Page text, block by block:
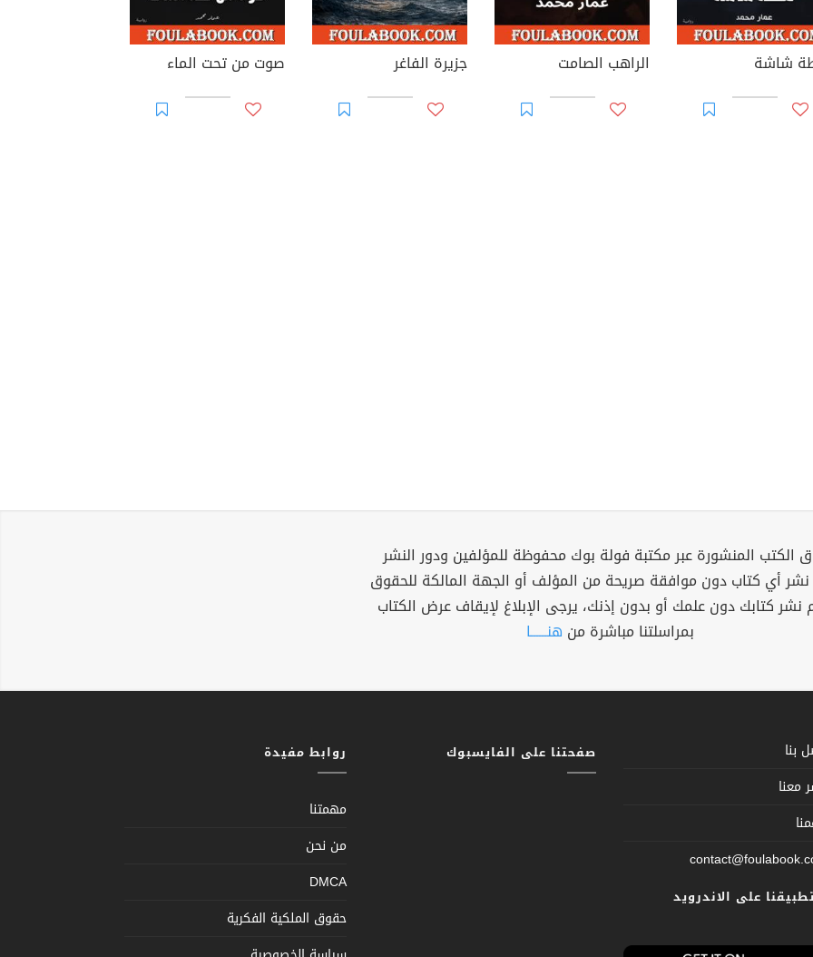
شاشة الراهب الصامت جزيرة الفاغر صوت من تحت الماء
الكتب المنشورة عبر مكتبة فولة بوك محفوظة للمؤلفين ودور النشر
نشر أي كتاب دون موافقة صريحة من المؤلف أو الجهة المالكة للحقوق
نشر كتابك دون علمك أو بدون إذنك، يرجى الإبلاغ لإيقاف عرض الكتاب
بمراسلتنا مباشرة من هنــــــا
بنا
معنا
على الاندرويد
صفحتنا على الفايسبوك روابط مفيدة
مهمتنا
من نحن
DMCA
حقوق الملكية الفكرية